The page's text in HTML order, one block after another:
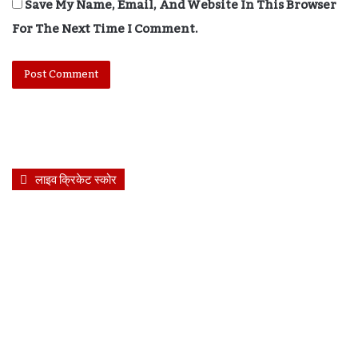
Save My Name, Email, And Website In This Browser
For The Next Time I Comment.
लाइव क्रिकेट स्कोर